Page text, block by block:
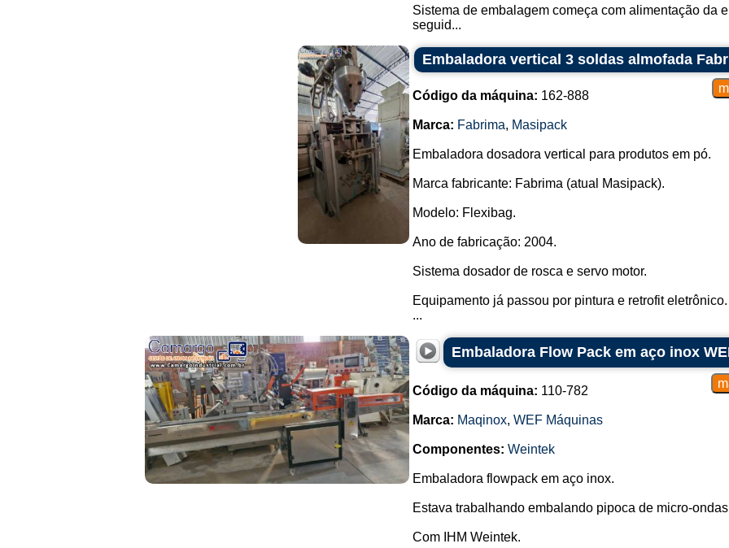
Sistema de embalagem começa com alimentação da
seguid...
Embaladora vertical 3 soldas almofada
Código da máquina: 162-888
Marca: Fabrima, Masipack
Embaladora dosadora vertical para produtos em pó.
Marca fabricante: Fabrima (atual Masipack).
Modelo: Flexibag.
Ano de fabricação: 2004.
Sistema dosador de rosca e servo motor.
Equipamento já passou por pintura e retrofit eletrônico.
...
Embaladora Flow Pack em aço inox
Código da máquina: 110-782
Marca: Maqinox, WEF Máquinas
Componentes: Weintek
Embaladora flowpack em aço inox.
Estava trabalhando embalando pipoca de micro-
Com IHM Weintek.